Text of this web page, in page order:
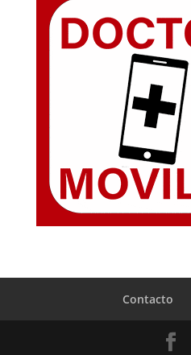
Contacto